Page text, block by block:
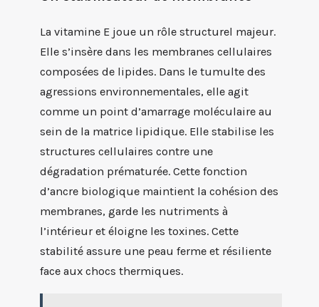
La vitamine E joue un rôle structurel majeur.
Elle s’insère dans les membranes cellulaires
composées de lipides. Dans le tumulte des
agressions environnementales, elle agit
comme un point d’amarrage moléculaire au
sein de la matrice lipidique. Elle stabilise les
structures cellulaires contre une
dégradation prématurée. Cette fonction
d’ancre biologique maintient la cohésion des
membranes, garde les nutriments à
l’intérieur et éloigne les toxines. Cette
stabilité assure une peau ferme et résiliente
face aux chocs thermiques.